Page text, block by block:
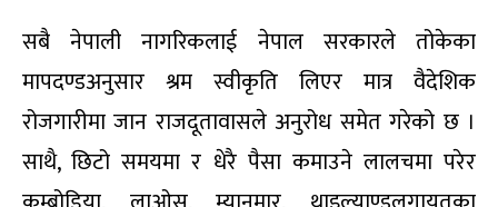
सबै नेपाली नागरिकलाई नेपाल सरकारले तोकेका
मापदण्डअनुसार श्रम स्वीकृति लिएर मात्र वैदेशिक
रोजगारीमा जान राजदूतावासले अनुरोध समेत गरेको छ ।
साथै, छिटो समयमा र धेरै पैसा कमाउने लालचमा परेर